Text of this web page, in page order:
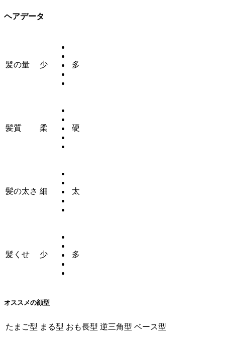
ヘアデータ
髪の量 少 多
髪質 柔 硬
髪の太さ 細 太
髪くせ 少 多
オススメの顔型
たまご型 まる型 おも長型 逆三角型 ベース型